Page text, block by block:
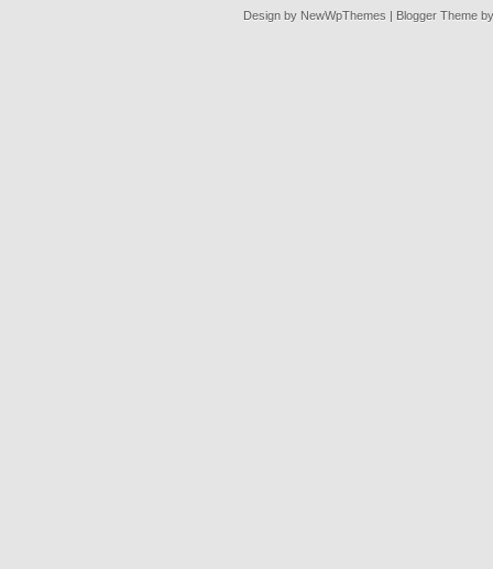
Design by NewWpThemes | Blogger Theme